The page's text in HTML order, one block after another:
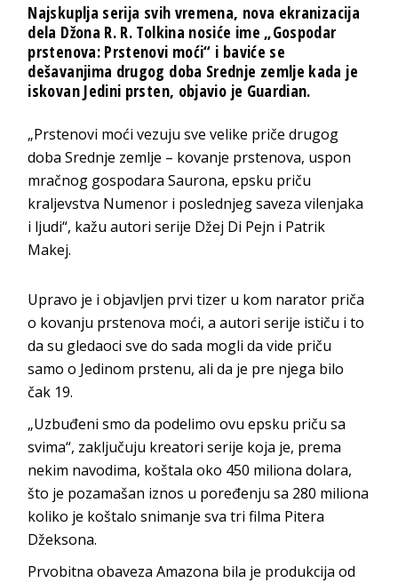
Najskuplja serija svih vremena, nova ekranizacija
dela Džona R. R. Tolkina nosiće ime „Gospodar
prstenova: Prstenovi moći“ i baviće se
dešavanjima drugog doba Srednje zemlje kada je
iskovan Jedini prsten, objavio je Guardian.
„Prstenovi moći vezuju sve velike priče drugog
doba Srednje zemlje – kovanje prstenova, uspon
mračnog gospodara Saurona, epsku priču
kraljevstva Numenor i poslednjeg saveza vilenjaka
i ljudi“, kažu autori serije Džej Di Pejn i Patrik
Makej.
Upravo je i objavljen prvi tizer u kom narator priča
o kovanju prstenova moći, a autori serije ističu i to
da su gledaoci sve do sada mogli da vide priču
samo o Jedinom prstenu, ali da je pre njega bilo
čak 19.
„Uzbuđeni smo da podelimo ovu epsku priču sa
svima“, zaključuju kreatori serije koja je, prema
nekim navodima, koštala oko 450 miliona dolara,
što je pozamašan iznos u poređenju sa 280 miliona
koliko je koštalo snimanje sva tri filma Pitera
Džeksona.
Prvobitna obaveza Amazona bila je produkcija od